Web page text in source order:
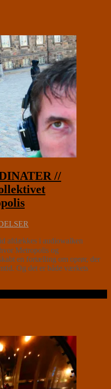
//
afdækkes i audiowalken
Metropolis og
en fortælling om oprør, der
Og det er både værkets